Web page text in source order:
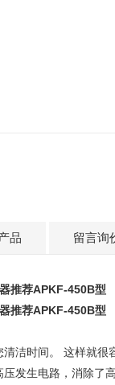
品 留言询
推荐APKF-450B型
推荐APKF-450B型
洁时间。 这样就很
发生电路，消除了